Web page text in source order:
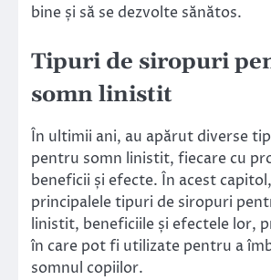
bine și să se dezvolte sănătos.
Tipuri de siropuri
somn linistit
În ultimii ani, au apărut diverse
pentru somn linistit, fiecare cu
beneficii și efecte. În acest
principalele tipuri de siropuri
linistit, beneficiile și efectele lor,
în care pot fi utilizate pentru a
somnul copiilor.